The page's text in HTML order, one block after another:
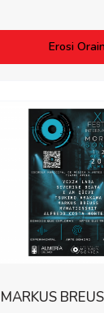
Erosi
MARKUS